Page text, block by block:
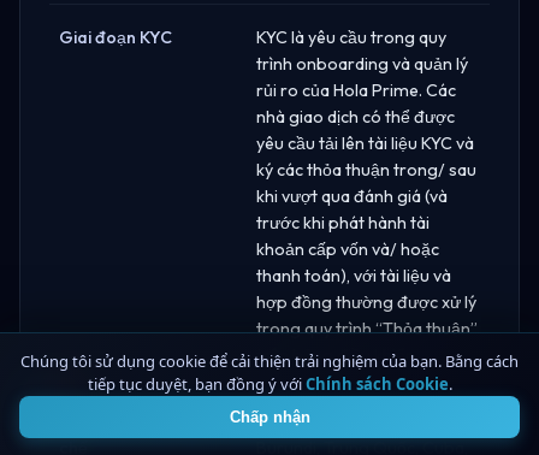
Giai đoạn KYC
KYC là yêu cầu trong quy
trình onboarding và quản lý
rủi ro của Hola Prime. Các
nhà giao dịch có thể được
yêu cầu tải lên tài liệu KYC và
ký các thỏa thuận trong/ sau
khi vượt qua đánh giá (và
trước khi phát hành tài
khoản cấp vốn và/ hoặc
thanh toán), với tài liệu và
hợp đồng thường được xử lý
trong quy trình “Thỏa thuận”
trên bảng điều khiển.
chế
Afghanistan, Belarus,
Burundi, Trung Quốc, Cuba,
Chúng tôi sử dụng cookie để cải thiện trải nghiệm của bạn. Bằng cách
tiếp tục duyệt, bạn đồng ý vớiChính sách Cookie.
Chấp nhận